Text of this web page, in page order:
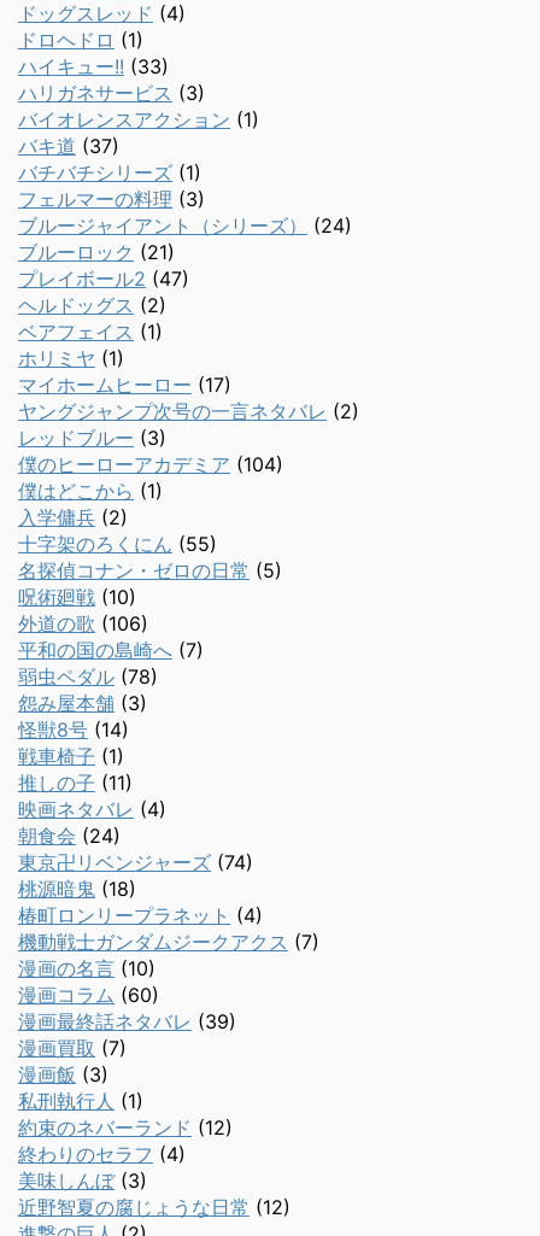
ドッグスレッド (4)
ドロヘドロ (1)
ハイキュー!! (33)
ハリガネサービス (3)
バイオレンスアクション (1)
バキ道 (37)
バチバチシリーズ (1)
フェルマーの料理 (3)
ブルージャイアント（シリーズ）
(24)
ブルーロック (21)
プレイボール2 (47)
ヘルドッグス (2)
ベアフェイス (1)
ホリミヤ (1)
マイホームヒーロー (17)
ヤングジャンプ次号の一言ネタバレ (2)
レッドブルー (3)
僕のヒーローアカデミア (104)
僕はどこから (1)
入学傭兵 (2)
十字架のろくにん (55)
名探偵コナン・ゼロの日常 (5)
呪術廻戦 (10)
外道の歌 (106)
平和の国の島崎へ (7)
弱虫ペダル (78)
怨み屋本舗 (3)
怪獣8号 (14)
戦車椅子 (1)
推しの子 (11)
映画ネタバレ (4)
朝食会 (24)
東京卍リベンジャーズ (74)
桃源暗鬼 (18)
椿町ロンリープラネット (4)
機動戦士ガンダムジークアクス (7)
漫画の名言 (10)
漫画コラム (60)
漫画最終話ネタバレ (39)
漫画買取 (7)
漫画飯 (3)
私刑執行人 (1)
約束のネバーランド (12)
終わりのセラフ (4)
美味しんぼ(3)
近野智夏の腐じょうな日常 (12)